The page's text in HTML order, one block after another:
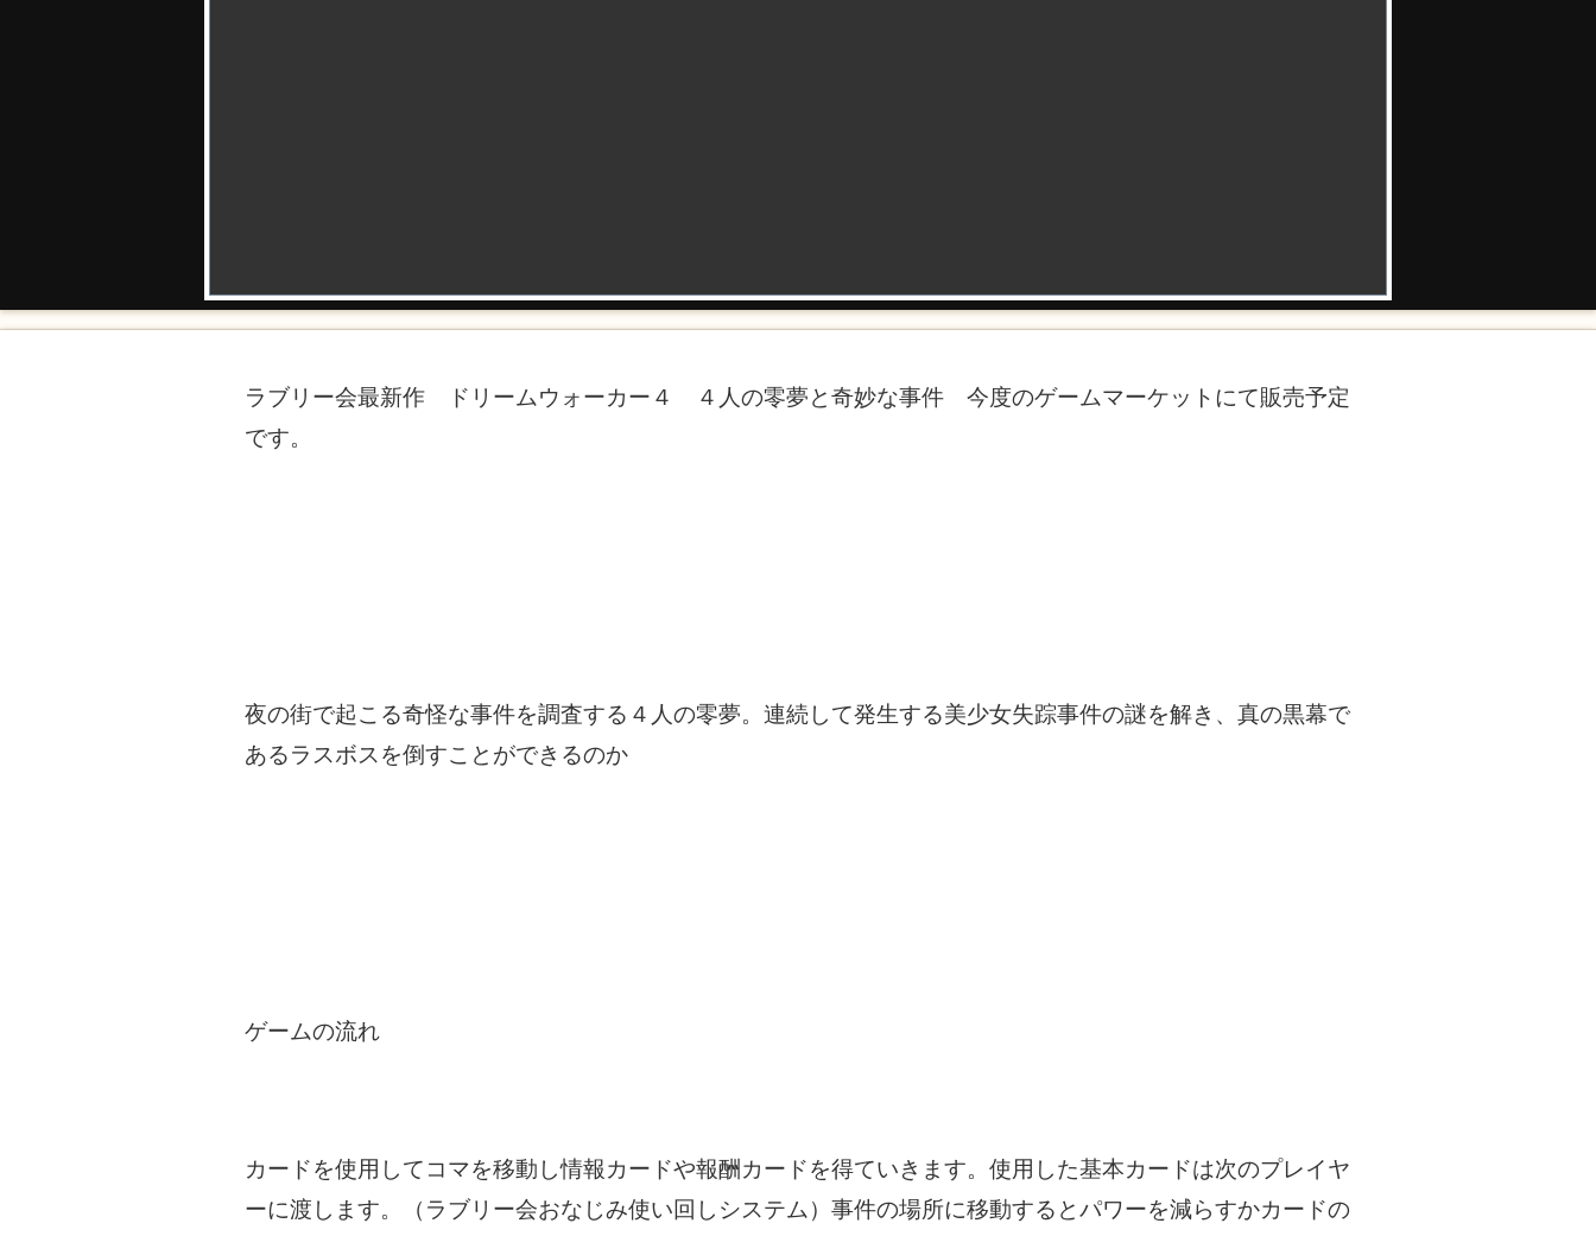
ラブリー会最新作 ドリームウォーカー４ ４人の零夢と奇妙な事件 今度のゲームマーケットにて販売予定
です。
夜の街で起こる奇怪な事件を調査する４人の零夢。連続して発生する美少女失踪事件の謎を解き、真の黒幕で
あるラスボスを倒すことができるのか
ゲームの流れ
カードを使用してコマを移動し情報カードや報酬カードを得ていきます。使用した基本カードは次のプレイヤ
ーに渡します。（ラブリー会おなじみ使い回しシステム）事件の場所に移動するとパワーを減らすかカードの